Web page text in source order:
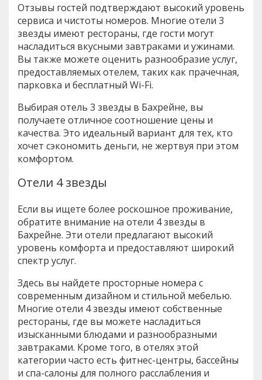
Отзывы гостей подтверждают высокий уровень
сервиса и чистоты номеров. Многие отели 3
звезды имеют рестораны, где гости могут
насладиться вкусными завтраками и ужинами.
Вы также можете оценить разнообразие услуг,
предоставляемых отелем, таких как прачечная,
парковка и бесплатный Wi-Fi.
Выбирая отель 3 звезды в Бахрейне, вы
получаете отличное соотношение цены и
качества. Это идеальный вариант для тех, кто
хочет сэкономить деньги, не жертвуя при этом
комфортом.
Отели 4 звезды
Если вы ищете более роскошное проживание,
обратите внимание на отели 4 звезды в
Бахрейне. Эти отели предлагают высокий
уровень комфорта и предоставляют широкий
спектр услуг.
Здесь вы найдете просторные номера с
современным дизайном и стильной мебелью.
Многие отели 4 звезды имеют собственные
рестораны, где вы можете насладиться
изысканными блюдами и разнообразными
завтраками. Кроме того, в отелях этой
категории часто есть фитнес-центры, бассейны
и спа-салоны для полного расслабления и